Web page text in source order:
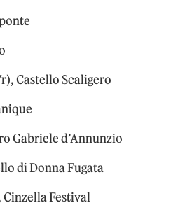
Castello Scaligero
Gabriele d’Annunzio
di Donna Fugata
Festival